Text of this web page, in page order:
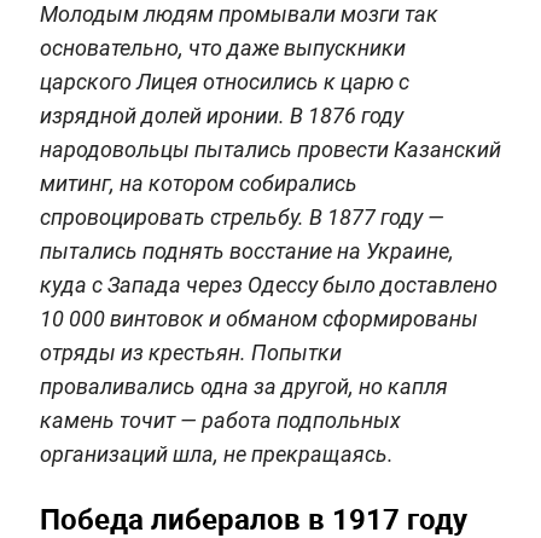
Молодым людям промывали мозги так
основательно, что даже выпускники
царского Лицея относились к царю с
изрядной долей иронии. В 1876 году
народовольцы пытались провести Казанский
митинг, на котором собирались
спровоцировать стрельбу. В 1877 году —
пытались поднять восстание на Украине,
куда с Запада через Одессу было доставлено
10 000 винтовок и обманом сформированы
отряды из крестьян. Попытки
проваливались одна за другой, но капля
камень точит — работа подпольных
организаций шла, не прекращаясь.
Победа либералов в 1917 году